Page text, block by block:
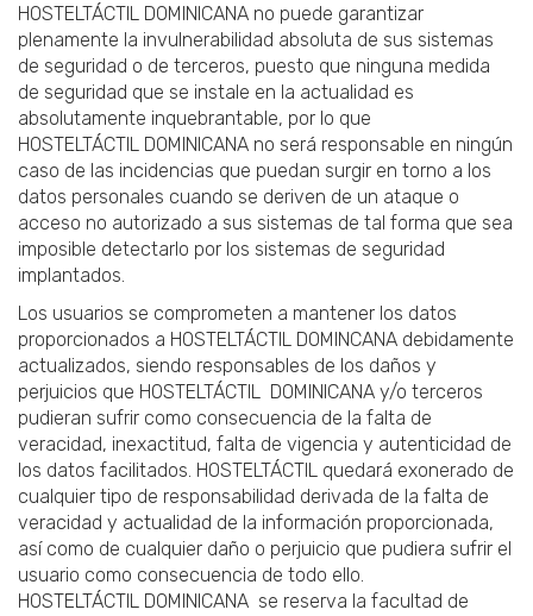
HOSTELTÁCTIL DOMINICANA no puede garantizar
plenamente la invulnerabilidad absoluta de sus sistemas
de seguridad o de terceros, puesto que ninguna medida
de seguridad que se instale en la actualidad es
absolutamente inquebrantable, por lo que
HOSTELTÁCTIL DOMINICANA no será responsable en ningún
caso de las incidencias que puedan surgir en torno a los
datos personales cuando se deriven de un ataque o
acceso no autorizado a sus sistemas de tal forma que sea
imposible detectarlo por los sistemas de seguridad
implantados.
Los usuarios se comprometen a mantener los datos
proporcionados a HOSTELTÁCTIL DOMINCANA debidamente
actualizados, siendo responsables de los daños y
perjuicios que HOSTELTÁCTIL DOMINICANA y/o terceros
pudieran sufrir como consecuencia de la falta de
veracidad, inexactitud, falta de vigencia y autenticidad de
los datos facilitados. HOSTELTÁCTIL quedará exonerado de
cualquier tipo de responsabilidad derivada de la falta de
veracidad y actualidad de la información proporcionada,
así como de cualquier daño o perjuicio que pudiera sufrir el
usuario como consecuencia de todo ello.
HOSTELTÁCTIL DOMINICANA se reserva la facultad de